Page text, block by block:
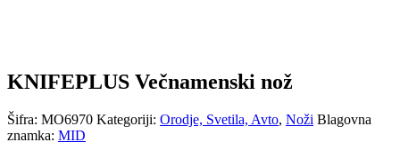
KNIFEPLUS Večnamenski nož
Šifra: MO6970 Kategoriji: Orodje, Svetila, Avto, Noži Blagovna
znamka: MID